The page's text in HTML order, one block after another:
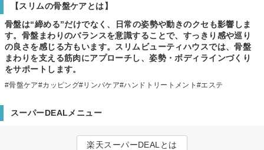
【スリムの骨盤ケアとは】
骨盤は“締める”だけでなく、日常の姿勢や動きのクセも影響しま
す。骨盤まわりのバランスを意識することで、すっきり感や巡り
の良さを感じる方もいます。スリムビューティハウスでは、骨盤
まわりを支える筋肉にアプローチし、姿勢・ボディラインづくり
をサポートします。
#骨盤ケア#カッピング#リンパケア#ハンドトリートメント#エステ
スーパーDEALメニュー
楽天スーパーDEALとは